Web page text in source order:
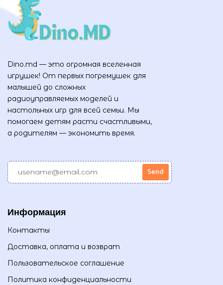
Dino.md — это огромная вселенная
игрушек! От первых погремушек для
малышей до сложных
радиоуправляемых моделей и
настольных игр для всей семьи. Мы
помогаем детям расти счастливыми,
а родителям — экономить время.
Информация
Контакты
Доставка, оплата и возврат
Пользовательское соглашение
Политика конфиденциальности